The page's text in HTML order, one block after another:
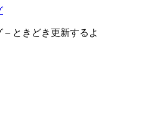
– ときどき更新するよ